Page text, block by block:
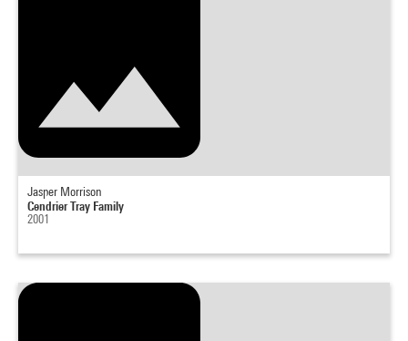
Jasper Morrison
Cendrier Tray Family
2001